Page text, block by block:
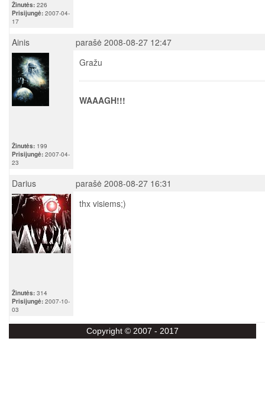
Žinutės: 226
Prisijungė: 2007-04-
17
Ainis parašė 2008-08-27 12:47
Žinutės: 199
Prisijungė: 2007-04-
23
Gražu
WAAAGH!!!
Darius parašė 2008-08-27 16:31
Žinutės: 314
Prisijungė: 2007-10-
03
thx visiems;)
Copyright © 2007 - 2017